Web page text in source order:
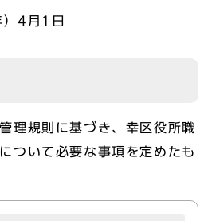
4月1日
理規則に基づき、幸区役所職
ついて必要な事項を定めたも